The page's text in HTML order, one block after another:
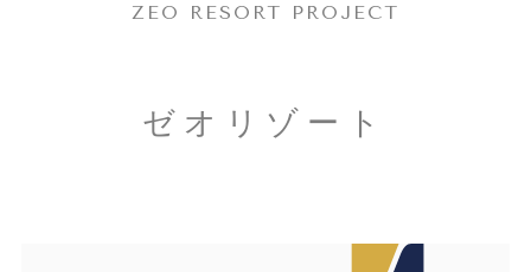
ZEO RESORT PROJECT
ゼオリゾート